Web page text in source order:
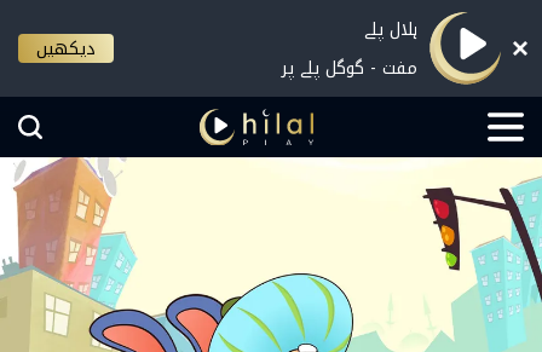
ہلال پلے
مفت - گوگل پلے پر
دیکھیں